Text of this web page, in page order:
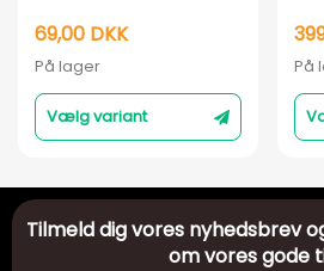
69,00 DKK
På lager
Vælg variant
På
Tilmeld dig vores nyhedsbrev
om vores gode